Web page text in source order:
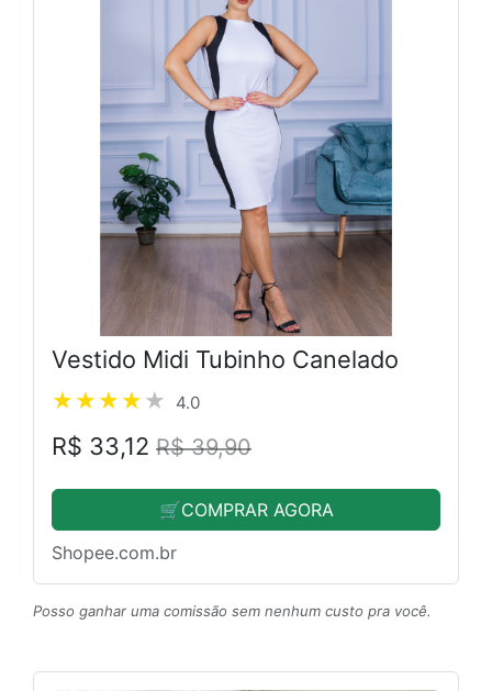
Vestido Midi Tubinho Canelado
4.0
R$ 33,12 R$ 39,90
🛒COMPRAR AGORA
Shopee.com.br
Posso ganhar uma comissão sem nenhum custo pra você.